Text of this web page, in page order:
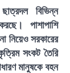
বিভিন্ন
পাশাপাশি
নিয়েও সরকারের
সংকট তৈরি
মানুষকে বহন